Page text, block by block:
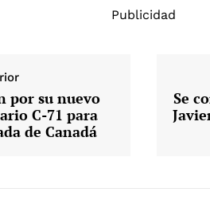
Publicidad
por su nuevo
C-71 para
de Canadá
Se